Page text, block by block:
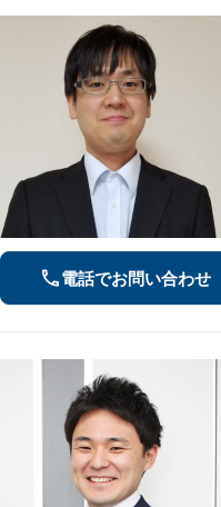
電話でお問い合わせ